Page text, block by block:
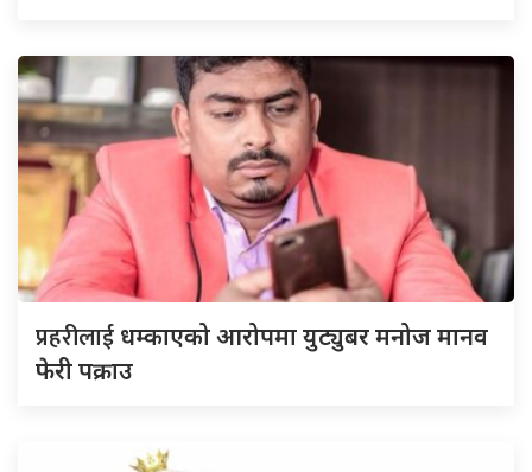
प्रहरीलाई धम्काएको आरोपमा युट्युबर मनोज मानव
फेरी पक्राउ